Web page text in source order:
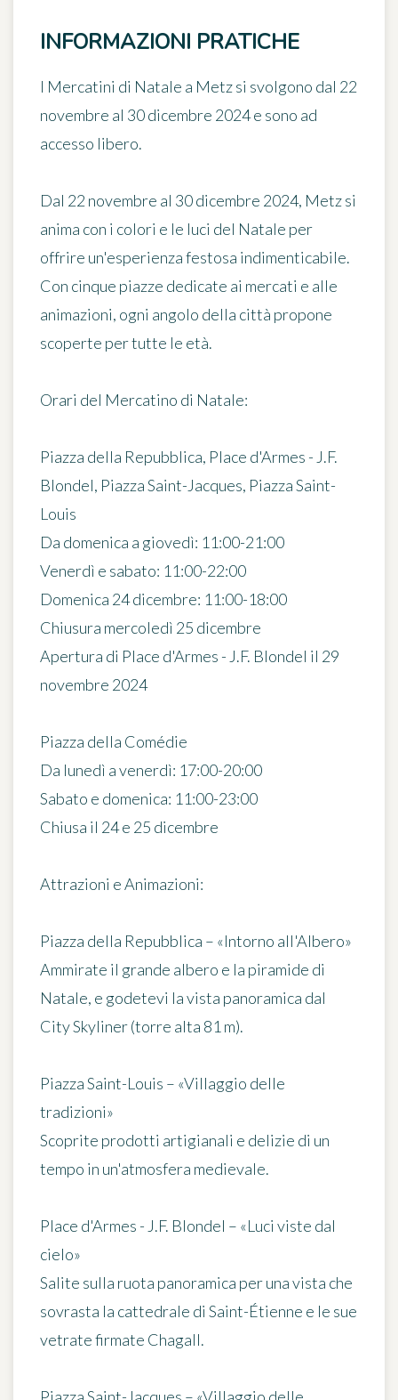
INFORMAZIONI PRATICHE
I Mercatini di Natale a Metz si svolgono dal 22
novembre al 30 dicembre 2024e sono ad
accesso libero.
Dal 22 novembre al 30 dicembre 2024, Metz si
anima con i colori e le luci del Natale per
offrire un'esperienza festosa indimenticabile.
Con cinque piazze dedicate ai mercati e alle
animazioni, ogni angolo della città propone
scoperte per tutte le età.
Orari del Mercatino di Natale:
Piazza della Repubblica, Place d'Armes - J.F.
Blondel, Piazza Saint-Jacques, Piazza Saint-
Louis
Da domenica a giovedì: 11:00-21:00
Venerdì e sabato: 11:00-22:00
Domenica 24 dicembre: 11:00-18:00
Chiusura mercoledì 25 dicembre
Apertura di Place d'Armes - J.F. Blondel il 29
novembre 2024
Piazza della Comédie
Da lunedì a venerdì: 17:00-20:00
Sabato e domenica: 11:00-23:00
Chiusa il 24 e 25 dicembre
Attrazioni e Animazioni:
Piazza della Repubblica – «Intorno all'Albero»
Ammirate il grande albero e la piramide di
Natale, e godetevi la vista panoramica dal
City Skyliner (torre alta 81 m).
Piazza Saint-Louis – «Villaggio delle
tradizioni»
Scoprite prodotti artigianali e delizie di un
tempo in un'atmosfera medievale.
Place d'Armes - J.F. Blondel – «Luci viste dal
cielo»
Salite sulla ruota panoramica per una vista che
sovrasta la cattedrale di Saint-Étienne e le sue
vetrate firmate Chagall.